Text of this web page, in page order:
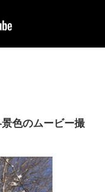
色のムービー撮